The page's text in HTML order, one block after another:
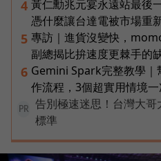
4 黃仁勳兆元宴永遠站最後
憑什麼讓台達電被市場重
5 專訪｜進貨沒變快，
副總揭比拚速度更棘手的
6 Gemini Spark完整教學
作流程，3個超實用情境
PR
告別極速迷思！台灣大
標準